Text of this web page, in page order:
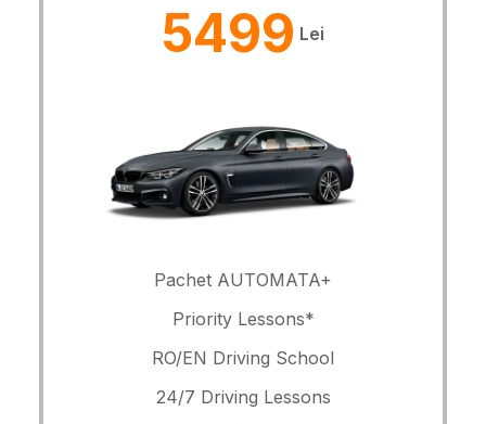
5499 Lei
Pachet AUTOMATA+
Priority Lessons*
RO/EN Driving School
24/7 Driving Lessons